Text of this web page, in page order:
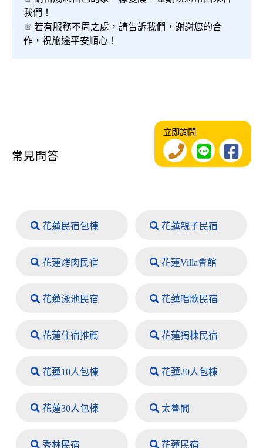
我們！
♕ 若有服務不周之處，請告訴我們，謝謝您的合
作，祝旅途平安順心！
常見問答
立即詢問
花蓮民宿包棟 花蓮親子民宿
花蓮烤肉民宿 花蓮Villa會館
花蓮泳池民宿 花蓮唱歌民宿
花蓮住宿推薦 花蓮獨棟民宿
花蓮10人包棟 花蓮20人包棟
花蓮30人包棟 太魯閣
秀林民宿 花蓮民宿